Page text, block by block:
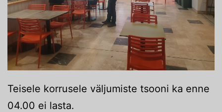
Teisele korrusele väljumiste tsooni ka enne
04.00 ei lasta.